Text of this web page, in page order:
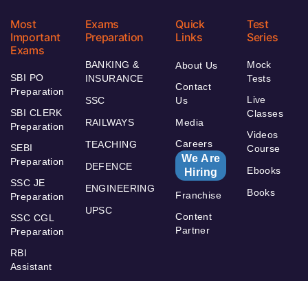
Most
Important
Exams
SBI PO
Preparation
SBI CLERK
Preparation
SEBI
Preparation
SSC JE
Preparation
SSC CGL
Preparation
RBI
Assistant
Exams
Preparation
BANKING &
INSURANCE
SSC
RAILWAYS
TEACHING
DEFENCE
ENGINEERING
UPSC
Quick
Links
About Us
Contact
Us
Media
Careers
We Are
Hiring
Franchise
Content
Partner
Test
Series
Mock
Tests
Live
Classes
Videos
Course
Ebooks
Books